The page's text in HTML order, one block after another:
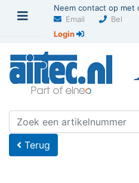
Neem contact op met
Email
Bel
Login
U bevindt zich hier Home
Terug